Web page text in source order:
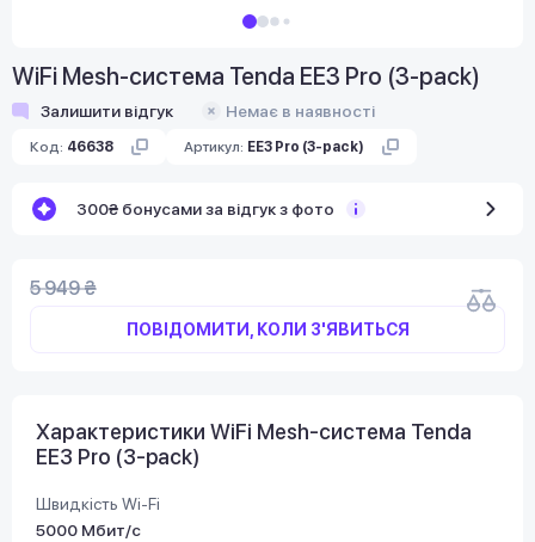
WiFi Mesh-система Tenda EE3 Pro (3-pack)
Залишити відгук Немає в наявності
Код: 46638 Артикул: EE3 Pro (3-pack)
300₴ бонусами за відгук з фото
5 949 ₴
ПОВІДОМИТИ, КОЛИ З'ЯВИТЬСЯ
Характеристики WiFi Mesh-система Tenda
EE3 Pro (3-pack)
Швидкість Wi-Fi
5000 Мбит/с